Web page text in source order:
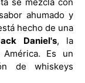
ahumado y
hecho de una
Daniel's, la
Es un
de whiskeys